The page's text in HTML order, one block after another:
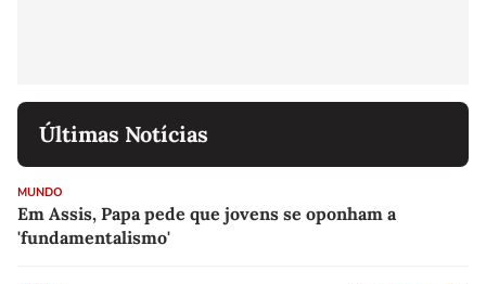
Últimas Notícias
MUNDO
Em Assis, Papa pede que jovens se oponham a
'fundamentalismo'